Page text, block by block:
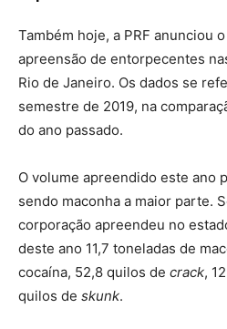
Também hoje, a PRF anunciou
apreensão de entorpecentes
Rio de Janeiro. Os dados se
semestre de 2019, na
do ano passado.
O volume apreendido este ano
sendo maconha a maior parte.
corporação apreendeu no
deste ano 11,7 toneladas de
cocaína, 52,8 quilos de crack,
quilos de skunk.